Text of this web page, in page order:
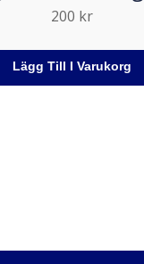
200 kr
Lägg Till I Varukorg